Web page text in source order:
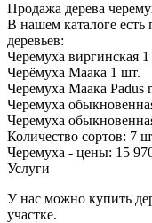
Продажа дерева
В нашем каталоге
деревьев:
Черемуха виргинская 1
Черёмуха Маака 1 шт.
Черемуха Маака Padus
Черемуха
Черемуха
Количество сортов: 7
Черемуха - цены: 15
Услуги
У нас можно купить
участке.